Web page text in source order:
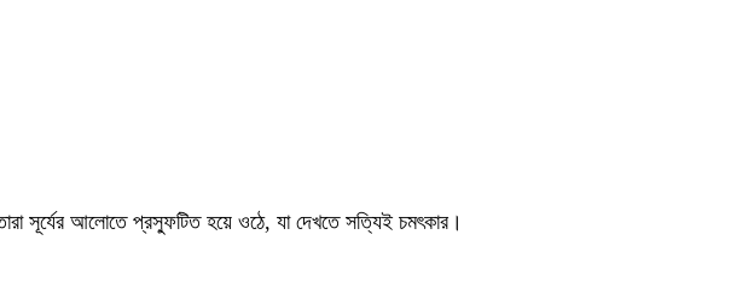
সূর্যের আলোতে প্রস্ফুটিত হয়ে ওঠে, যা দেখতে সত্যিই চমৎকার।